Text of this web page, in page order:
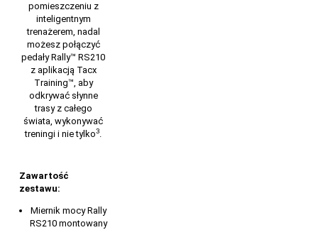
pomieszczeniu z
inteligentnym
trenażerem, nadal
możesz połączyć
pedały Rally™ RS210
z aplikacją Tacx
Training™, aby
odkrywać słynne
trasy z całego
świata, wykonywać
treningi i nie tylko3.
Zawartość
zestawu:
Miernik mocy Rally
RS210 montowany